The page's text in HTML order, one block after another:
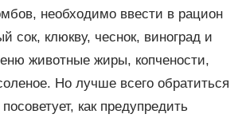
необходимо ввести в рацион
сок, клюкву, чеснок, виноград и
животные жиры, копчености,
Но лучше всего обратиться
как предупредить